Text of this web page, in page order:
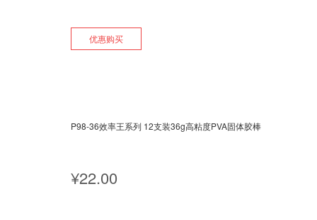
优惠购买
P98-36效率王系列 12支装36g高粘度PVA固体胶棒
¥22.00